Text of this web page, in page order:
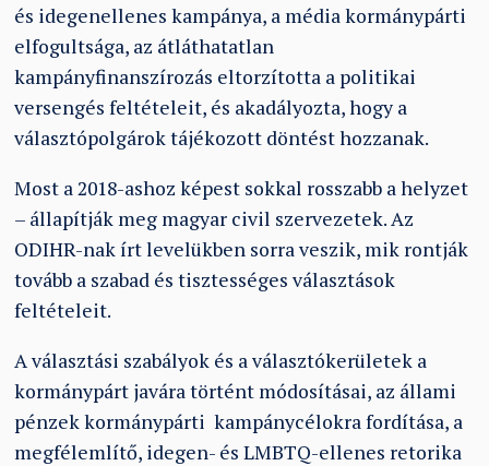
és idegenellenes kampánya, a média kormánypárti
elfogultsága, az átláthatatlan
kampányfinanszírozás eltorzította a politikai
versengés feltételeit, és akadályozta, hogy a
választópolgárok tájékozott döntést hozzanak.
Most a 2018-ashoz képest sokkal rosszabb a helyzet
– állapítják meg magyar civil szervezetek. Az
ODIHR-nak írt levelükben sorra veszik, mik rontják
tovább a szabad és tisztességes választások
feltételeit.
A választási szabályok és a választókerületek a
kormánypárt javára történt módosításai, az állami
pénzek kormánypárti kampánycélokra fordítása, a
megfélemlítő, idegen- és LMBTQ-ellenes retorika